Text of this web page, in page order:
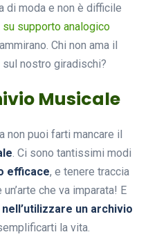
di moda e non è difficile
su supporto analogico
Chi non ama il
nostro giradischi?
Musicale
non puoi farti mancare il
. Ci sono tantissimi modi
efficace, e tenere traccia
che va imparata! E
un archivio
la vita.